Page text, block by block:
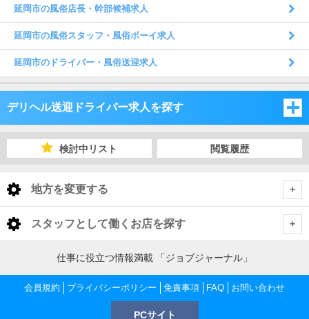
延岡市の風俗店長・幹部候補求人
延岡市の風俗スタッフ・風俗ボーイ求人
延岡市のドライバー・風俗送迎求人
デリヘル送迎ドライバー求人を探す
福岡県
福岡市 デリヘル送迎ドライバー
北九州
佐賀市長崎県 デリヘル送迎ドライバー
大分県 デリヘル送迎ドライバー
検討中リスト 閲覧履歴
地方を変更する
< 全国トップ
北海道 男性高収入
東北 男性高収入
南関東 男性高収入
スタッフとして働くお店を探す
福岡県
福岡 男性高収入
佐賀県
仕事に役立つ情報満載 「ジョブジャーナル」
会員規約 プライバシーポリシー 免責事項 FAQ お問い合わせ
PCサイト